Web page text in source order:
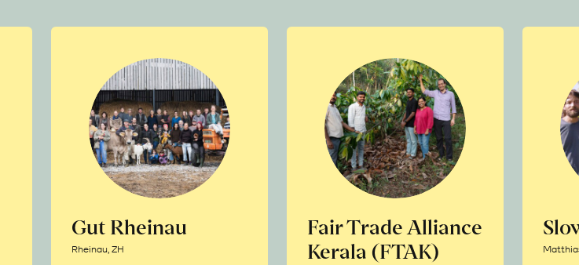
Gut Rheinau
Rheinau, ZH
Fair Trade Alliance
Kerala (FTAK)